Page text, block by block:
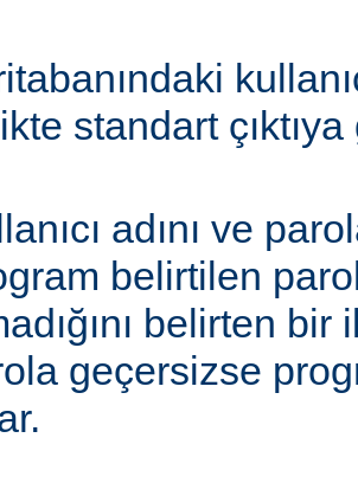
standart
adını ve
belirtilen
belirten
geçersizse